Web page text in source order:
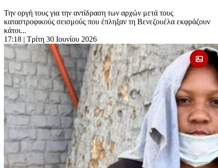
Την οργή τους για την αντίδραση των αρχών μετά τους
καταστροφικούς σεισμούς που έπληξαν τη Βενεζουέλα εκφράζουν
κάτοι...
17:18 | Τρίτη 30 Ιουνίου 2026